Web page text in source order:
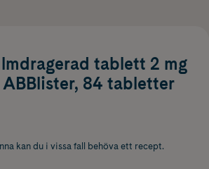
tablett 2 mg
84 tabletter
kan du i vissa fall behöva ett recept.